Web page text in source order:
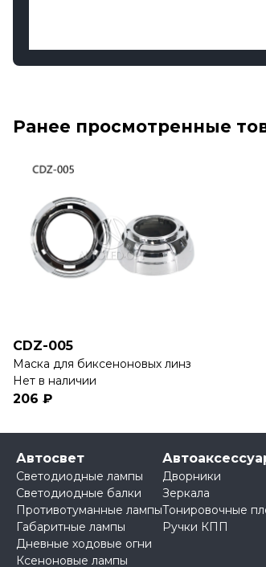
Ранее просмотренные
CDZ-005
Маска для биксеноновых линз
Нет в наличии
206 ₽
Автосвет
Светодиодные лампы
Светодиодные балки
Противотуманные лампы
Габаритные лампы
Дневные ходовые огни
Ксеноновые лампы
Дворники
Зеркала
Тонировочные
Ручки КПП